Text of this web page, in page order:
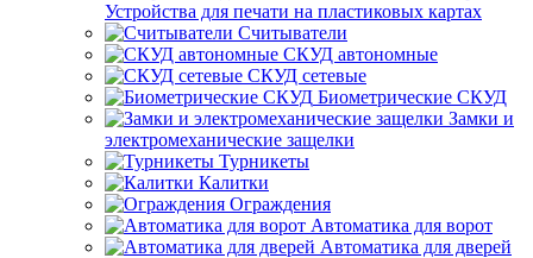
Устройства для печати на пластиковых картах
Считыватели
СКУД автономные
СКУД сетевые
Биометрические СКУД
Замки и
электромеханические защелки
Турникеты
Калитки
Ограждения
Автоматика для ворот
Автоматика для дверей